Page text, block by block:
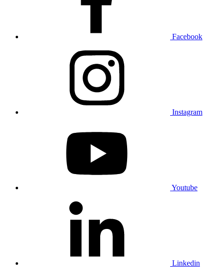
Facebook
Instagram
Youtube
Linkedin